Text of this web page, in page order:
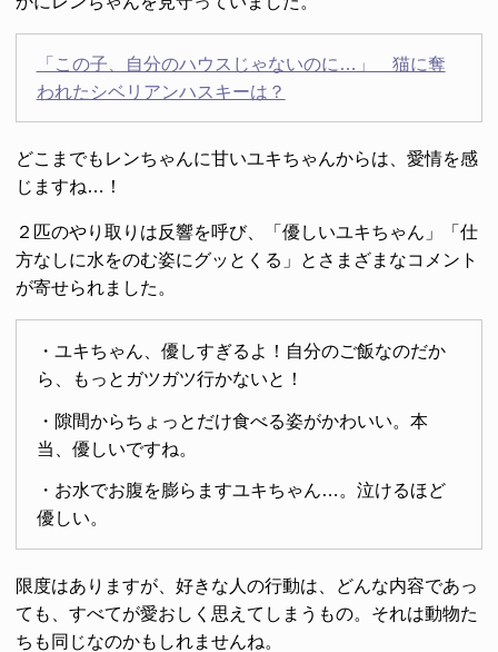
「この子、自分のハウスじゃないのに…」 猫に奪
われたシベリアンハスキーは？
どこまでもレンちゃんに甘いユキちゃんからは、愛情を感
じますね…！
２匹のやり取りは反響を呼び、「優しいユキちゃん」「仕
方なしに水をのむ姿にグッとくる」とさまざまなコメント
が寄せられました。
・ユキちゃん、優しすぎるよ！自分のご飯なのだか
ら、もっとガツガツ行かないと！
・隙間からちょっとだけ食べる姿がかわいい。本
当、優しいですね。
・お水でお腹を膨らますユキちゃん…。泣けるほど
優しい。
限度はありますが、好きな人の行動は、どんな内容であっ
ても、すべてが愛おしく思えてしまうもの。それは動物た
ちも同じなのかもしれませんね。